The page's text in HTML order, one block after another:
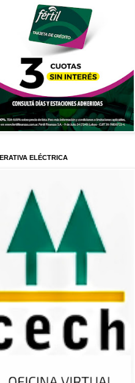
ELÉCTRICA